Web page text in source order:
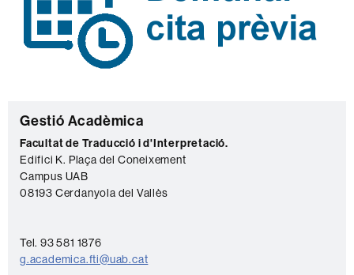
C
o
n
t
c
t
Gestió Acadèmica
Facultat de Traducció i d'Interpretació.
Edifici K. Plaça del Coneixement
Campus UAB
08193 Cerdanyola del Vallès
Tel. 93 581 1876
g.academica.fti@uab.cat